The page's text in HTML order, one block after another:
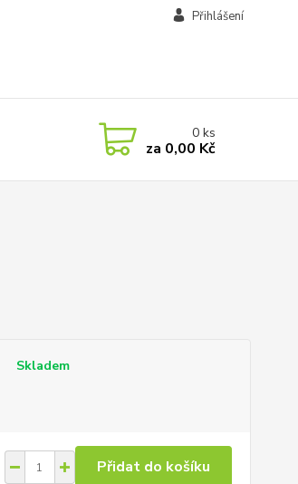
Přihlášení
0ks
za 0,00 Kč
Skladem
Přidat do košíku